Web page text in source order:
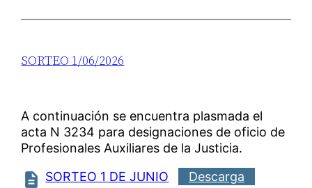
SORTEO 1/06/2026
A continuación se encuentra plasmada el
acta N 3234 para designaciones de oficio de
Profesionales Auxiliares de la Justicia.
SORTEO 1 DE JUNIO
Descarga